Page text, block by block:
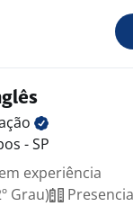
- SP
experiência
Grau)